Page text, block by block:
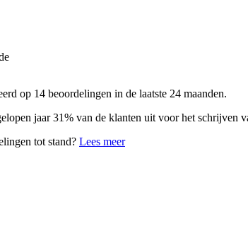
op 14 beoordelingen in de laatste 24 maanden.
jaar 31% van de klanten uit voor het schrijven
tot stand? Lees meer